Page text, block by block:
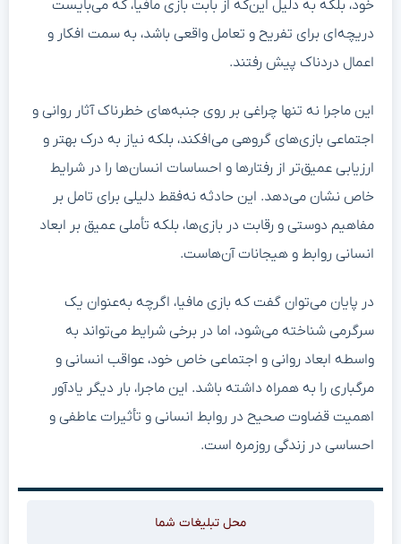
خود، بلکه به دلیل این‌که از بابت بازی مافیا، که می‌بایست
دریچه‌ای برای تفریح و تعامل واقعی باشد، به سمت افکار و
اعمال دردناک پیش رفتند.
این ماجرا نه تنها چراغی بر روی جنبه‌های خطرناک آثار روانی و
اجتماعی بازی‌های گروهی می‌افکند، بلکه نیاز به درک بهتر و
ارزیابی عمیق‌تر از رفتارها و احساسات انسان‌ها را در شرایط
خاص نشان می‌دهد. این حادثه نه‌فقط دلیلی برای تامل بر
مفاهیم دوستی و رقابت در بازی‌ها، بلکه تأملی عمیق بر ابعاد
انسانی روابط و هیجانات آن‌هاست.
در پایان می‌توان گفت که بازی مافیا، اگرچه به‌عنوان یک
سرگرمی شناخته می‌شود، اما در برخی شرایط می‌تواند به
واسطه ابعاد روانی و اجتماعی خاص خود، عواقب انسانی و
مرگباری را به همراه داشته باشد. این ماجرا، بار دیگر یادآور
اهمیت قضاوت صحیح در روابط انسانی و تأثیرات عاطفی و
احساسی در زندگی روزمره است.
محل تبلیغات شما